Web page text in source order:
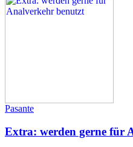
Pasante
Extra: werden gerne für